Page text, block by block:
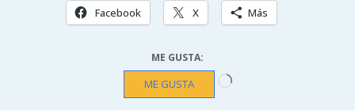
Facebook X Más
ME GUSTA:
ME GUSTA Cargando...